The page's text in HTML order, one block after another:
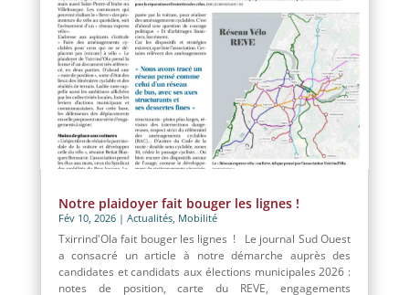
Notre plaidoyer fait bouger les lignes !
Fév 10, 2026| Actualités, Mobilité
Txirrind'Ola fait bouger les lignes ! Le journal Sud Ouest
a consacré un article à notre démarche auprès des
candidates et candidats aux élections municipales 2026 :
notes de position, carte du REVE, engagements